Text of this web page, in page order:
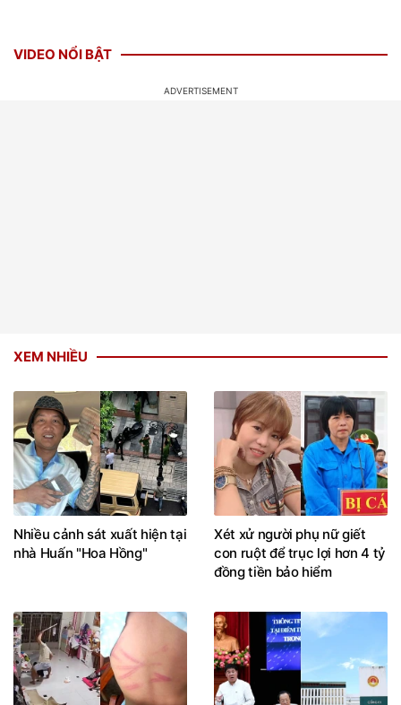
VIDEO NỔI BẬT
XEM NHIỀU
Nhiều cảnh sát xuất hiện tại
nhà Huấn "Hoa Hồng"
Xét xử người phụ nữ giết
con ruột để trục lợi hơn 4 tỷ
đồng tiền bảo hiểm